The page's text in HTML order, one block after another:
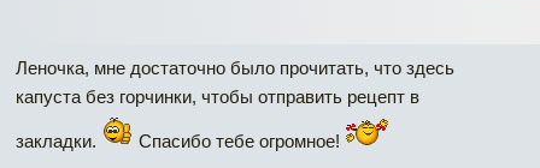
Леночка, мне достаточно было прочитать, что здесь
капуста без горчинки, чтобы отправить рецепт в
закладки. Спасибо тебе огромное!